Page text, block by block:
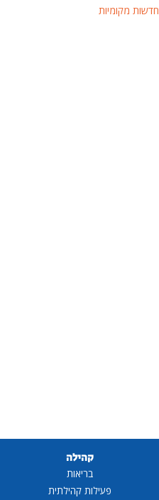
חדשות מקומיות
קהילה
בריאות
פעילות קהילתית